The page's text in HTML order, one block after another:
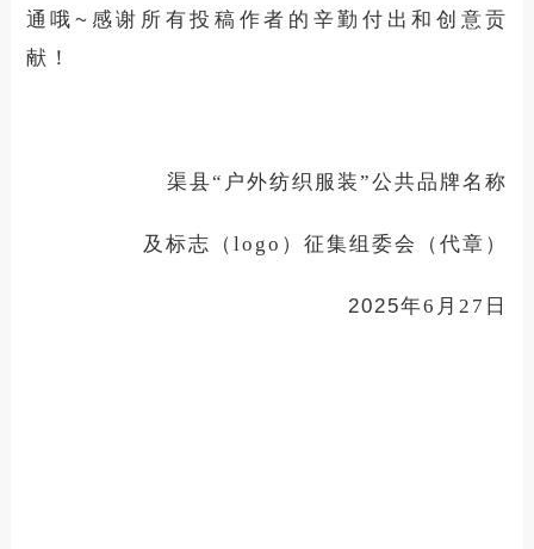
通哦~ 感谢所有投稿作者的辛勤付出和创意贡
献！
渠县“ 户外纺织服装”公共品牌名称
及标志（logo ）征集组委会 （代章）
2025年6 月27 日